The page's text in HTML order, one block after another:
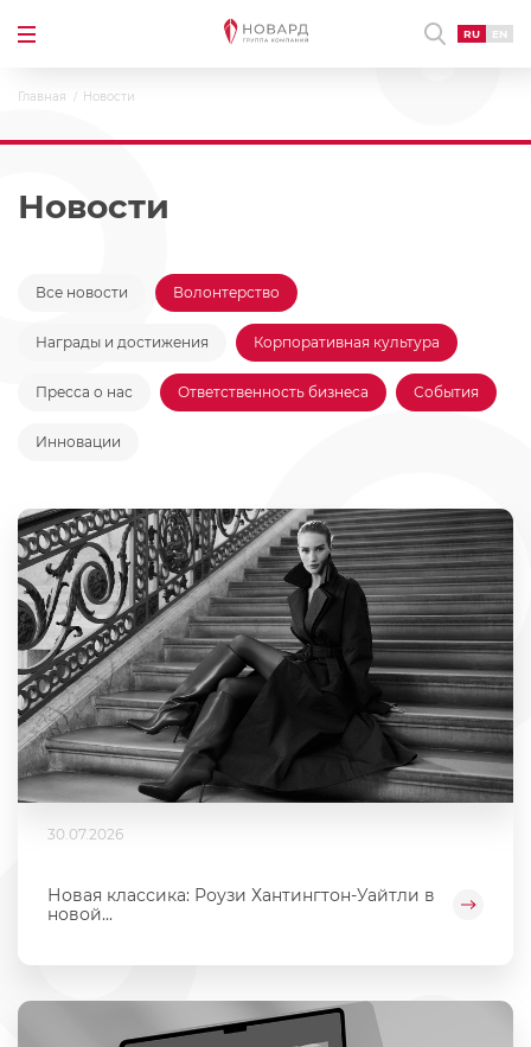
RU EN
Главная Новости
Новости
Все новости Волонтерство
Награды и достижения Корпоративная культура
Пресса о нас Ответственность бизнеса События
Инновации
30.07.2026
Новая классика: Роузи Хантингтон-Уайтли в
новой...